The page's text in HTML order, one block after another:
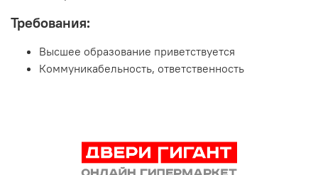
Требования:
Высшее образование приветствуется
Коммуникабельность, ответственность